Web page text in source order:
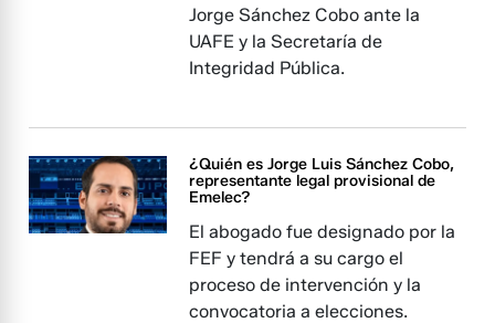
Jorge Sánchez Cobo ante la
UAFE y la Secretaría de
Integridad Pública.
¿Quién es Jorge Luis Sánchez Cobo,
representante legal provisional de
Emelec?
El abogado fue designado por la
FEF y tendrá a su cargo el
proceso de intervención y la
convocatoria a elecciones.